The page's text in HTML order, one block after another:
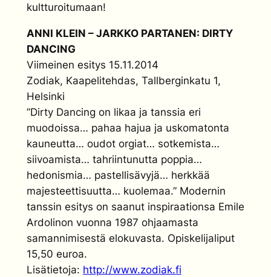
kultturoitumaan!
ANNI KLEIN – JARKKO PARTANEN: DIRTY
DANCING
Viimeinen esitys 15.11.2014
Zodiak, Kaapelitehdas, Tallberginkatu 1,
Helsinki
”Dirty Dancing on likaa ja tanssia eri
muodoissa… pahaa hajua ja uskomatonta
kauneutta… oudot orgiat… sotkemista…
siivoamista… tahriintunutta poppia…
hedonismia… pastellisävyjä… herkkää
majesteettisuutta… kuolemaa.” Modernin
tanssin esitys on saanut inspiraationsa Emile
Ardolinon vuonna 1987 ohjaamasta
samannimisestä elokuvasta. Opiskelijaliput
15,50 euroa.
Lisätietoja: http://www.zodiak.fi